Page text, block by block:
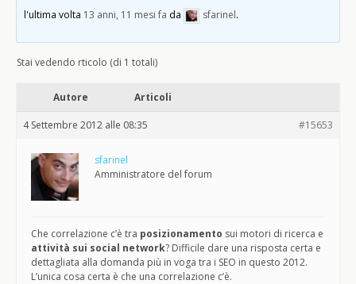
l'ultima volta 13 anni, 11 mesi fa da sfarinel.
Stai vedendo rticolo (di 1 totali)
Autore Articoli
4 Settembre 2012 alle 08:35 #15653
sfarinel
Amministratore del forum
Che correlazione c’è tra posizionamento sui motori di ricerca e
attività sui social network? Difficile dare una risposta certa e
dettagliata alla domanda più in voga tra i SEO in questo 2012.
L’unica cosa certa è che una correlazione c’è.